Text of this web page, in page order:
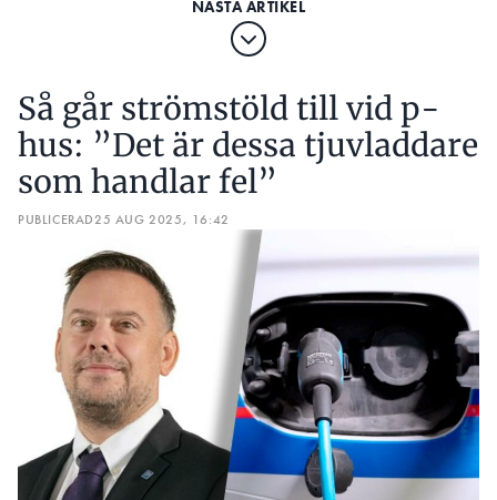
Så går strömstöld till vid p-
hus: ”Det är dessa tjuvladdare
som handlar fel”
PUBLICERAD25 AUG 2025, 16:42